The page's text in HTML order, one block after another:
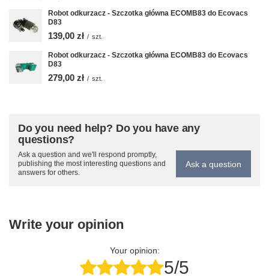
Robot odkurzacz - Szczotka główna ECOMB83 do Ecovacs
D83
139,00 zł / szt.
Robot odkurzacz - Szczotka główna ECOMB83 do Ecovacs
D83
279,00 zł / szt.
Do you need help? Do you have any
questions?
Ask a question and we'll respond promptly,
publishing the most interesting questions and
answers for others.
Ask a question
Write your opinion
Your opinion:
5/5